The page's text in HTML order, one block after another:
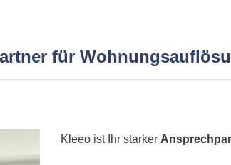
für
Kleeo ist Ihr starker